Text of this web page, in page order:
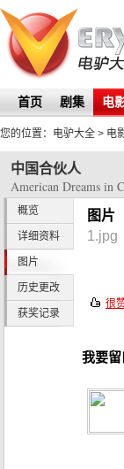
首页 剧集 电
您的位置： 电驴大全 > 电
中国合伙人
American Dreams in
概览
详细资料
图片
历史更改
获奖记录
图片
1.jpg
很
我要